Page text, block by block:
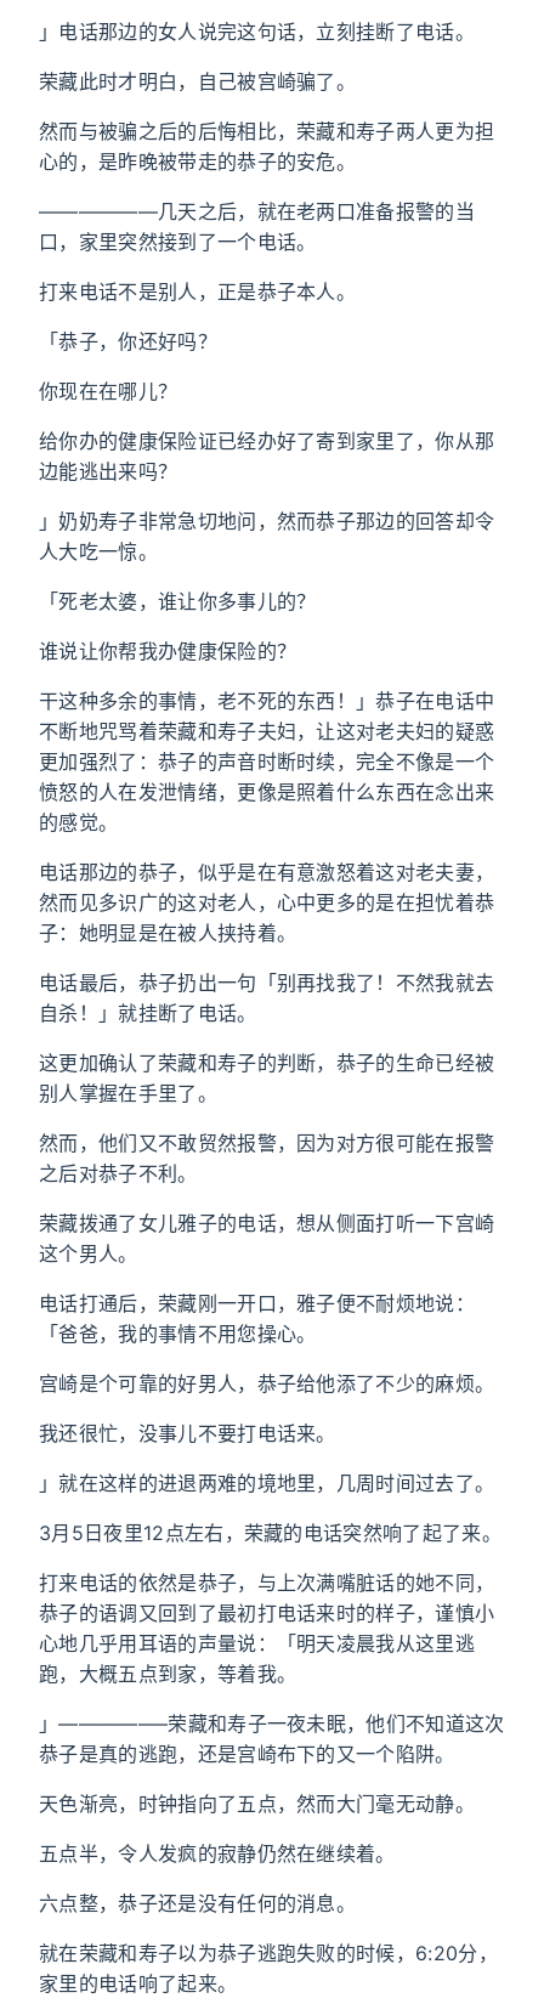
」电话那边的女人说完这句话，立刻挂断了电话。
荣藏此时才明白，自己被宫崎骗了。
然而与被骗之后的后悔相比，荣藏和寿子两人更为担
心的，是昨晚被带走的恭子的安危。
——————几天之后，就在老两口准备报警的当
口，家里突然接到了一个电话。
打来电话不是别人，正是恭子本人。
「恭子，你还好吗？
你现在在哪儿？
给你办的健康保险证已经办好了寄到家里了，你从那
边能逃出来吗？
」奶奶寿子非常急切地问，然而恭子那边的回答却令
人大吃一惊。
「死老太婆，谁让你多事儿的？
谁说让你帮我办健康保险的？
干这种多余的事情，老不死的东西！」恭子在电话中
不断地咒骂着荣藏和寿子夫妇，让这对老夫妇的疑惑
更加强烈了：恭子的声音时断时续，完全不像是一个
愤怒的人在发泄情绪，更像是照着什么东西在念出来
的感觉。
电话那边的恭子，似乎是在有意激怒着这对老夫妻，
然而见多识广的这对老人，心中更多的是在担忧着恭
子：她明显是在被人挟持着。
电话最后，恭子扔出一句「别再找我了！不然我就去
自杀！」就挂断了电话。
这更加确认了荣藏和寿子的判断，恭子的生命已经被
别人掌握在手里了。
然而，他们又不敢贸然报警，因为对方很可能在报警
之后对恭子不利。
荣藏拨通了女儿雅子的电话，想从侧面打听一下宫崎
这个男人。
电话打通后，荣藏刚一开口，雅子便不耐烦地说：
「爸爸，我的事情不用您操心。
宫崎是个可靠的好男人，恭子给他添了不少的麻烦。
我还很忙，没事儿不要打电话来。
」就在这样的进退两难的境地里，几周时间过去了。
3月5日夜里12点左右，荣藏的电话突然响了起了来。
打来电话的依然是恭子，与上次满嘴脏话的她不同，
恭子的语调又回到了最初打电话来时的样子，谨慎小
心地几乎用耳语的声量说：「明天凌晨我从这里逃
跑，大概五点到家，等着我。
」—————–荣藏和寿子一夜未眠，他们不知道这次
恭子是真的逃跑，还是宫崎布下的又一个陷阱。
天色渐亮，时钟指向了五点，然而大门毫无动静。
五点半，令人发疯的寂静仍然在继续着。
六点整，恭子还是没有任何的消息。
就在荣藏和寿子以为恭子逃跑失败的时候，6:20分，
家里的电话响了起来。